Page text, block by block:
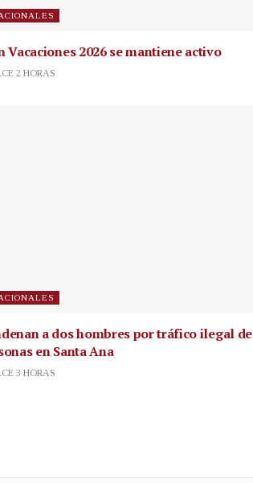
Vacaciones 2026 se mantiene activo
2 HORAS
a dos hombres por tráfico ilegal de
en Santa Ana
3 HORAS